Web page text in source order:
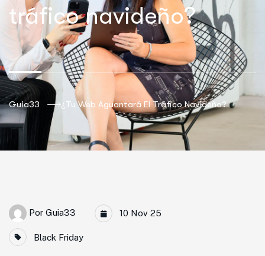
tráfico navideño?
Guia33 ¿Tu Web Aguantará El Tráfico Navideño?
Por Guia33 10 Nov 25
Black Friday